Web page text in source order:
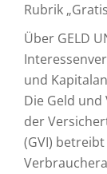
Rubrik
Über GELD
und
Die Geld
der
(GVI)